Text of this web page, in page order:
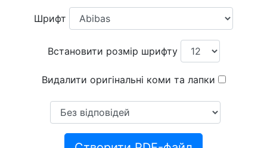
Шрифт
Встановити розмір шрифту
Видалити оригінальні коми та лапки